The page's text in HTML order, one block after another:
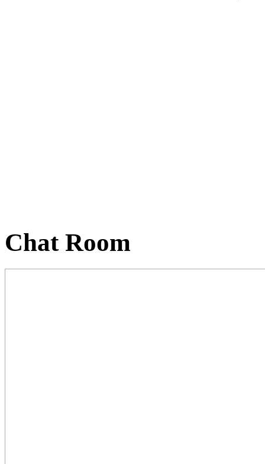
Chat Room